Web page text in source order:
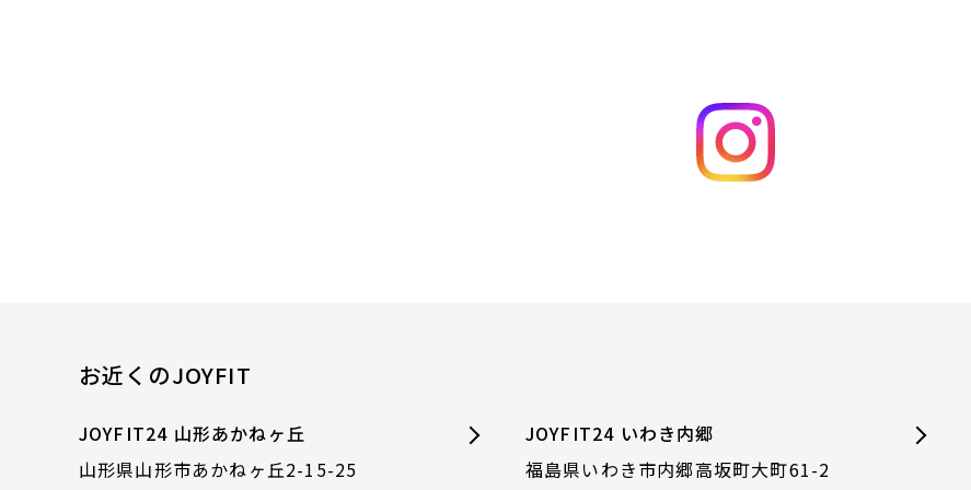
お近くのJOYFIT
JOYFIT24 山形あかねヶ丘
山形県山形市あかねヶ丘2-15-25
JOYFIT24 いわき内郷
福島県いわき市内郷高坂町大町61-2